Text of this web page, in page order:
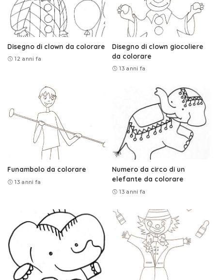
Disegno di clown da colorare
12 anni fa
Disegno di clown giocoliere
da colorare
13 anni fa
Funambolo da colorare
13 anni fa
Numero da circo di un
elefante da colorare
13 anni fa